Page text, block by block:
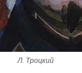
Л. Троцкий